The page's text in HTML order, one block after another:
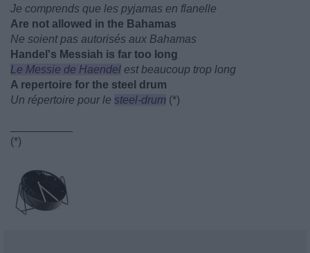
Je comprends que les pyjamas en flanelle
Are not allowed in the Bahamas
Ne soient pas autorisés aux Bahamas
Handel's Messiah is far too long
Le Messie de Haendel est beaucoup trop long
A repertoire for the steel drum
Un répertoire pour le steel-drum (*)
(*)